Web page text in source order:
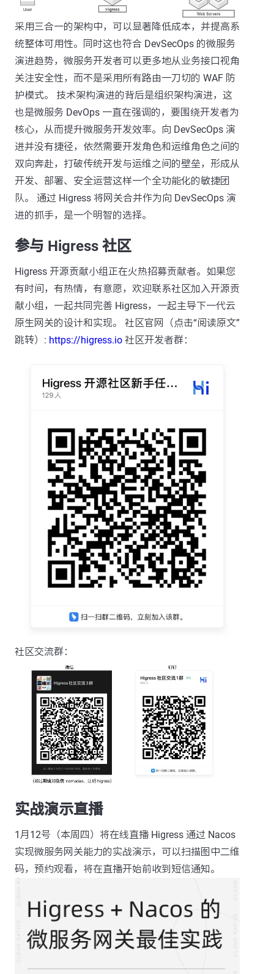
采用三合一的架构中，可以显著降低成本，并提高系
统整体可用性。同时这也符合 DevSecOps 的微服务
演进趋势，微服务开发者可以更多地从业务接口视角
关注安全性，而不是采用所有路由一刀切的 WAF 防
护模式。 技术架构演进的背后是组织架构演进，这
也是微服务 DevOps 一直在强调的，要围绕开发者为
核心，从而提升微服务开发效率。向 DevSecOps 演
进并没有捷径，依然需要开发角色和运维角色之间的
双向奔赴，打破传统开发与运维之间的壁垒，形成从
开发、部署、安全运营这样一个全功能化的敏捷团
队。 通过 Higress 将网关合并作为向 DevSecOps 演
进的抓手，是一个明智的选择。
参与 Higress 社区
Higress 开源贡献小组正在火热招募贡献者。如果您
有时间，有热情，有意愿，欢迎联系社区加入开源贡
献小组，一起共同完善 Higress，一起主导下一代云
原生网关的设计和实现。 社区官网（点击“阅读原文”
跳转）: https://higress.io 社区开发者群：
社区交流群：
实战演示直播
1月12号（本周四）将在线直播 Higress 通过 Nacos
实现微服务网关能力的实战演示，可以扫描图中二维
码，预约观看，将在直播开始前收到短信通知。